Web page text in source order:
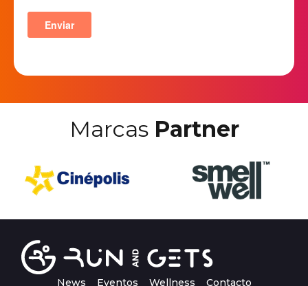
Marcas Partner
News Eventos Wellness Contacto